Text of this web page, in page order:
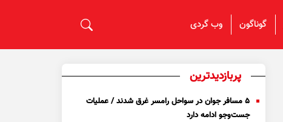
گوناگون وب گردی
پربازدیدترین
۵ مسافر جوان در سواحل رامسر غرق شدند / عملیات
جست‌و‌جو ادامه دارد